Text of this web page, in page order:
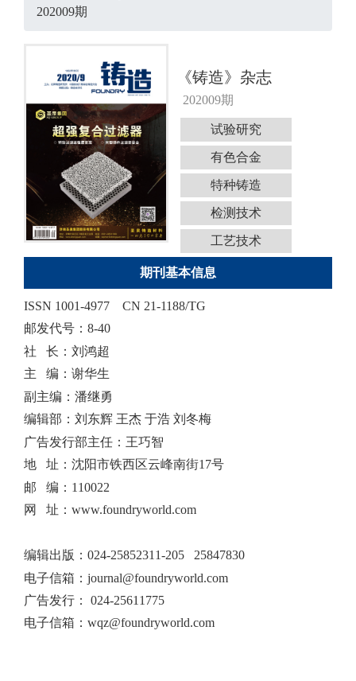
202009期
《铸造》杂志
202009期
试验研究
有色合金
特种铸造
检测技术
工艺技术
期刊基本信息
ISSN 1001-4977 CN 21-1188/TG
邮发代号：8-40
社 长：刘鸿超
主 编：谢华生
副主编：潘继勇
编辑部：刘东辉 王杰 于浩 刘冬梅
广告发行部主任：王巧智
地 址：沈阳市铁西区云峰南街17号
邮 编：110022
网 址：www.foundryworld.com
编辑出版 ： 024-25852311-205 25847830
电子信箱： journal@foundryworld.com
广告发行：
024-25611775
电子信箱： wqz@foundryworld.com